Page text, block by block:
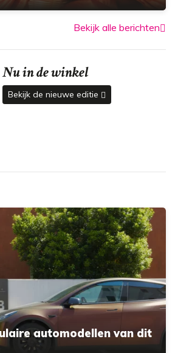
Bekijk alle berichten
Nu in de winkel
Bekijk de nieuwe editie
automodellen van dit